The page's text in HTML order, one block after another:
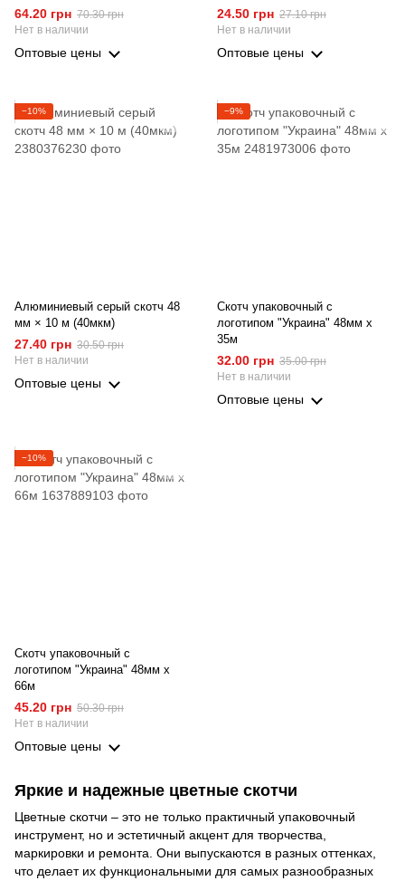
64.20 грн 70.30 грн
Нет в наличии
Оптовые цены
24.50 грн 27.10 грн
Нет в наличии
Оптовые цены
−10%
Алюминиевый серый скотч 48
мм × 10 м (40мкм)
27.40 грн 30.50 грн
Нет в наличии
Оптовые цены
−9%
Скотч упаковочный с
логотипом "Украина" 48мм х
35м
32.00 грн 35.00 грн
Нет в наличии
Оптовые цены
−10%
Скотч упаковочный с
логотипом "Украина" 48мм х
66м
45.20 грн 50.30 грн
Нет в наличии
Оптовые цены
Яркие и надежные цветные скотчи
Цветные скотчи – это не только практичный упаковочный
инструмент, но и эстетичный акцент для творчества,
маркировки и ремонта. Они выпускаются в разных оттенках,
что делает их функциональными для самых разнообразных